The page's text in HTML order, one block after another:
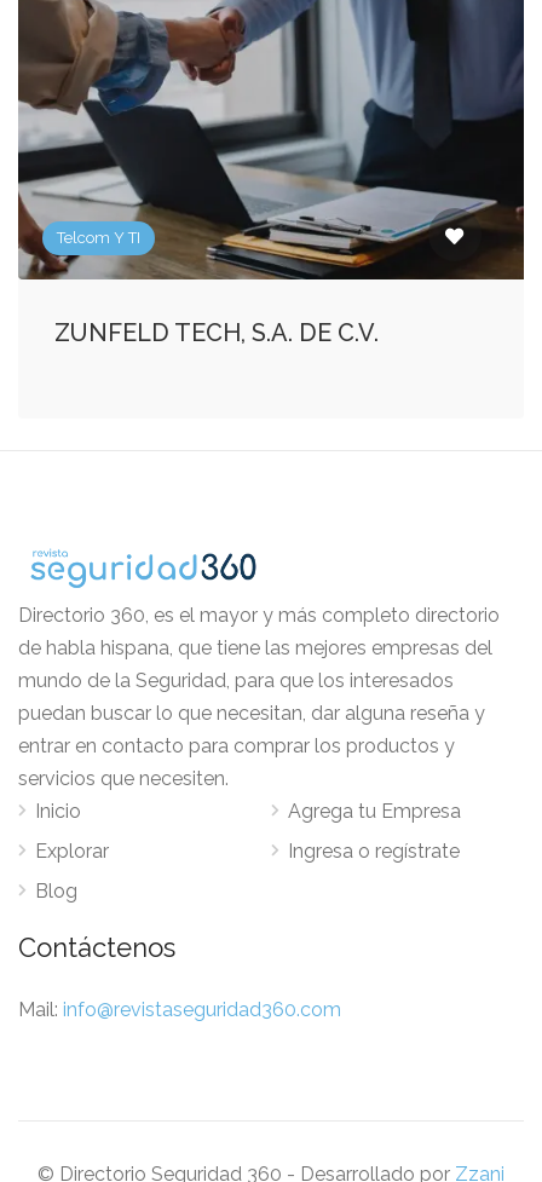
Telcom Y TI
ZUNFELD TECH, S.A. DE C.V.
Directorio 360, es el mayor y más completo directorio
de habla hispana, que tiene las mejores empresas del
mundo de la Seguridad, para que los interesados
puedan buscar lo que necesitan, dar alguna reseña y
entrar en contacto para comprar los productos y
servicios que necesiten.
Inicio
Explorar
Blog
Agrega tu Empresa
Ingresa o regístrate
Contáctenos
Mail: info@revistaseguridad360.com
© Directorio Seguridad 360 - Desarrollado por Zzani